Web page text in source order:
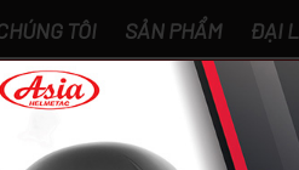
TÔI SẢN PHẨM ĐẠI
DANH MỤC SẢN PHẨM